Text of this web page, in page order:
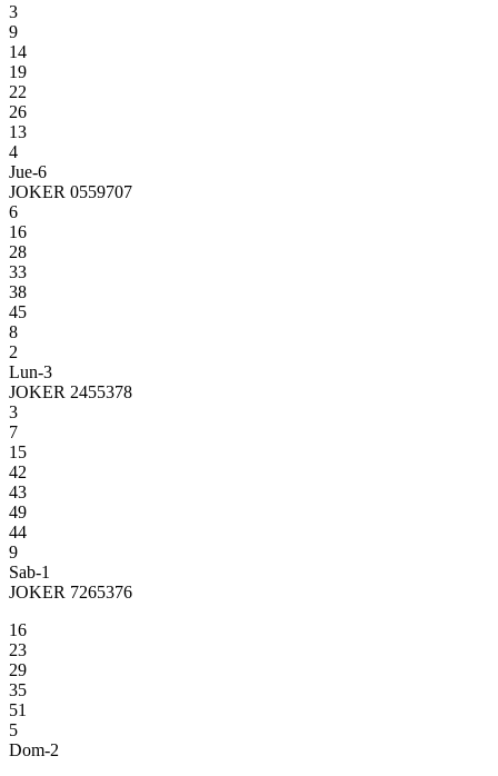
3
9
14
19
22
26
13
4
Jue-6
JOKER 0559707
6
16
28
33
38
45
8
2
Lun-3
JOKER 2455378
3
7
15
42
43
49
44
9
Sab-1
JOKER 7265376
16
23
29
35
51
5
Dom-2